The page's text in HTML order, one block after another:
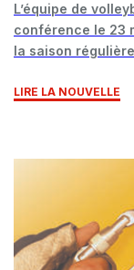
L’équipe de
conférence le 23
la saison
LIRE LA NOUVELLE